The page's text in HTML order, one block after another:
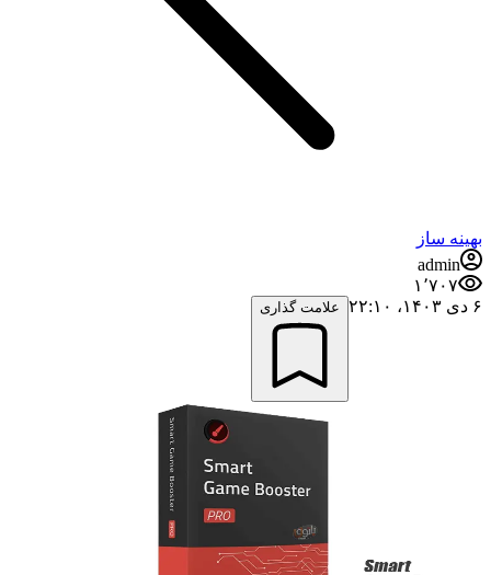
بهینه ساز
admin
۱٬۷۰۷
۶ دی ۱۴۰۳،‏ ۲۲:۱۰
علامت گذاری